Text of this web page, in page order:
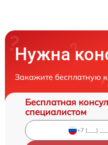
Нужна
Закажите бесплатную
Бесплатная
специалистом